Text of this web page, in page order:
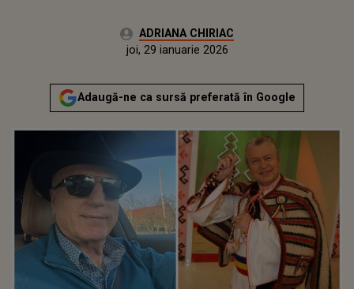
Autor:ADRIANA CHIRIAC
Actualizat:
joi, 29 ianuarie 2026
Adaugă-ne ca sursă preferată în Google